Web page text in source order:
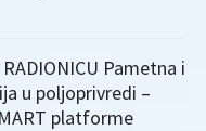
Pametna i
u poljoprivredi –
platforme